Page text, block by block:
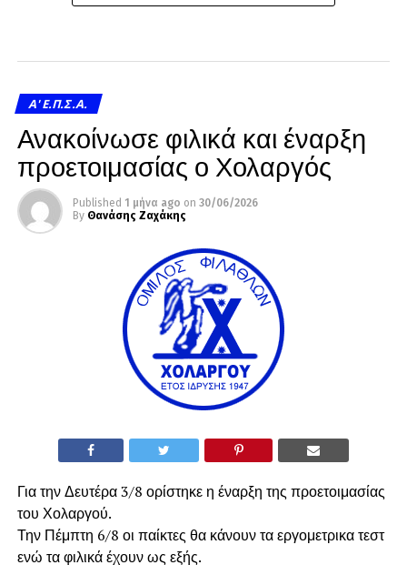
A' Ε.Π.Σ.Α.
Ανακοίνωσε φιλικά και έναρξη
προετοιμασίας ο Χολαργός
Published 1 μήνα ago on 30/06/2026
By Θανάσης Ζαχάκης
Για την Δευτέρα 3/8 ορίστηκε η έναρξη της προετοιμασίας
του Χολαργού.
Την Πέμπτη 6/8 οι παίκτες θα κάνουν τα εργομετρικα τεστ
ενώ τα φιλικά έχουν ως εξής.